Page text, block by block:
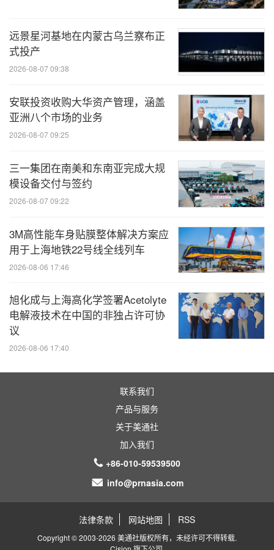
远景星河基地在内蒙古乌兰察布正
式投产
2026-08-07 09:38
安联投资收购大华资产管理，涵盖
亚洲八个市场的业务
2026-08-07 09:25
三一集团在南美和东南亚完成大规
模设备交付与签约
2026-08-07 09:22
3M高性能车身贴膜整体解决方案应
用于上海地铁22号线全线列车
2026-08-06 17:46
旭化成与上海高化学签署Acetolyte
电解液技术在中国的非独占许可协
议
2026-08-06 17:40
联系我们
产品与服务
关于美通社
加入我们
+86-010-59539500
info@prnasia.com
法律条款 网站地图 RSS
Copyright © 2003-2026 美通社版权所有，未经许可不得转载.